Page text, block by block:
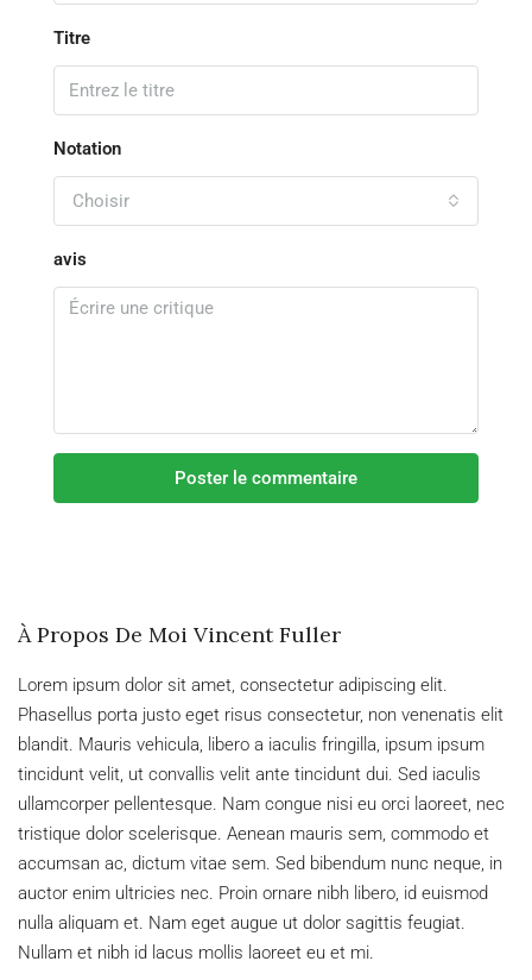
Titre
Notation
Choisir
avis
Poster le commentaire
À Propos De Moi Vincent Fuller
Lorem ipsum dolor sit amet, consectetur adipiscing elit.
Phasellus porta justo eget risus consectetur, non venenatis elit
blandit. Mauris vehicula, libero a iaculis fringilla, ipsum ipsum
tincidunt velit, ut convallis velit ante tincidunt dui. Sed iaculis
ullamcorper pellentesque. Nam congue nisi eu orci laoreet, nec
tristique dolor scelerisque. Aenean mauris sem, commodo et
accumsan ac, dictum vitae sem. Sed bibendum nunc neque, in
auctor enim ultricies nec. Proin ornare nibh libero, id euismod
nulla aliquam et. Nam eget augue ut dolor sagittis feugiat.
Nullam et nibh id lacus mollis laoreet eu et mi.